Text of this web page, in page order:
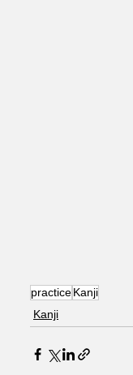
practiceKanji
Kanji